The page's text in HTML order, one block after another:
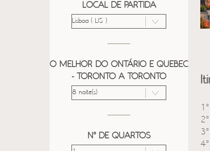
LOCAL DE PARTIDA
O MELHOR DO ONTÁRIO E QUEBEC
- TORONTO A TORONTO
Nº DE QUARTOS